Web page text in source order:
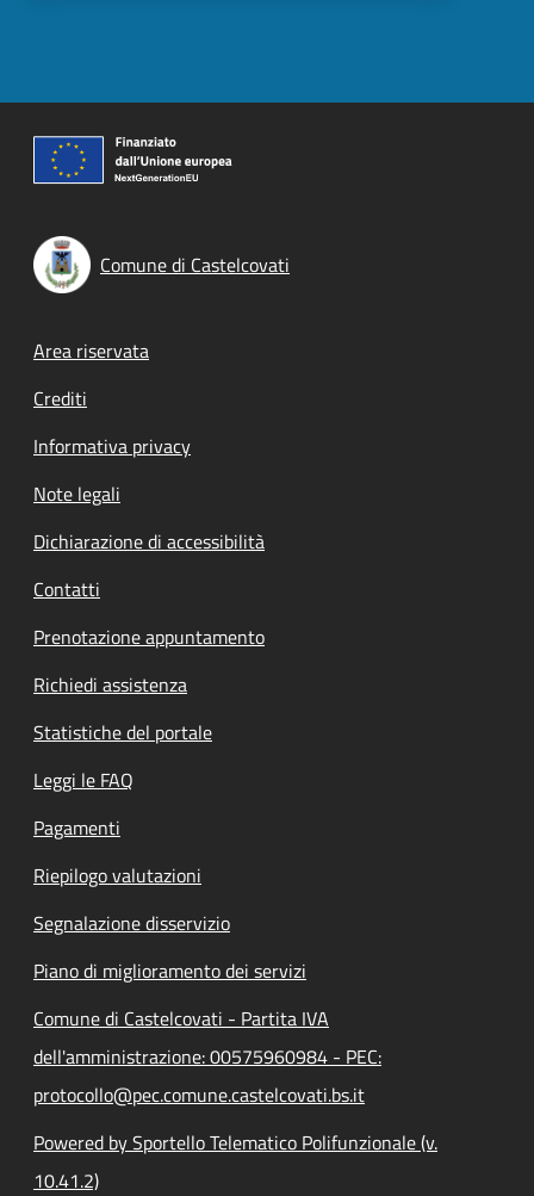
Comune di Castelcovati
Footer menu
Area riservata
Crediti
Informativa privacy
Note legali
Dichiarazione di accessibilità
Contatti
Prenotazione appuntamento
Richiedi assistenza
Statistiche del portale
Leggi le FAQ
Pagamenti
Riepilogo valutazioni
Segnalazione disservizio
Piano di miglioramento dei servizi
Comune di Castelcovati - Partita IVA
dell'amministrazione: 00575960984 - PEC:
protocollo@pec.comune.castelcovati.bs.it
Powered by Sportello Telematico Polifunzionale (v.
10.41.2)